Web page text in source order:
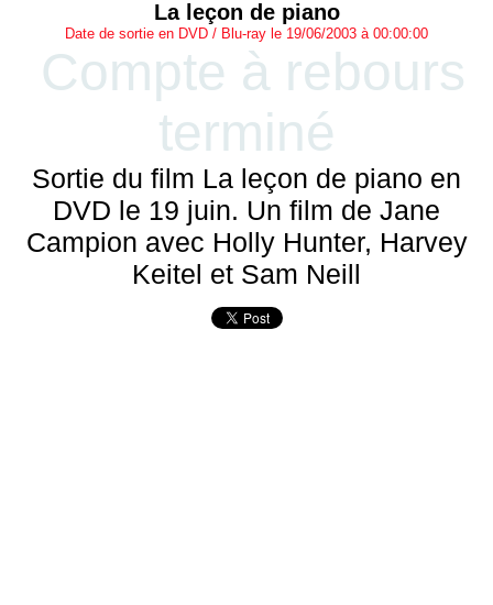
La leçon de piano
Date de sortie en DVD / Blu-ray le 19/06/2003 à 00:00:00
Compte à rebours
terminé
Sortie du film La leçon de piano en
DVD le 19 juin. Un film de Jane
Campion avec Holly Hunter, Harvey
Keitel et Sam Neill